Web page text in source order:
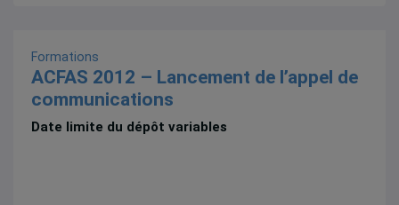
Formations
ACFAS 2012 – Lancement de l’appel de
communications
Date limite du dépôt variables